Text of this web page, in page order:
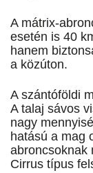
A mátrix-
esetén is 40
hanem
a közúton.
A szántóföldi
A talaj sávos
nagy
hatású a mag
abroncsoknak
Cirrus típus